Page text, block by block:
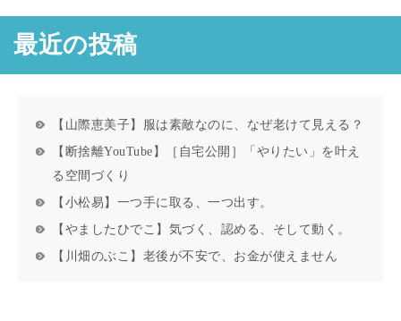
最近の投稿
【山際恵美子】服は素敵なのに、なぜ老けて見える？
【断捨離YouTube】［自宅公開］「やりたい」を叶え
る空間づくり
【小松易】一つ手に取る、一つ出す。
【やましたひでこ】気づく、認める、そして動く。
【川畑のぶこ】老後が不安で、お金が使えません